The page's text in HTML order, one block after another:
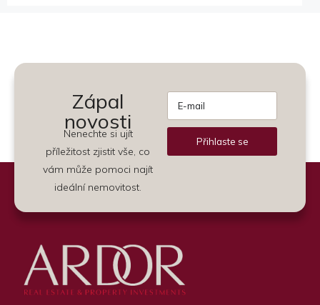
Zápal
novosti
Nenechte si ujít
příležitost zjistit vše, co
vám může pomoci najít
ideální nemovitost.
Přihlaste se